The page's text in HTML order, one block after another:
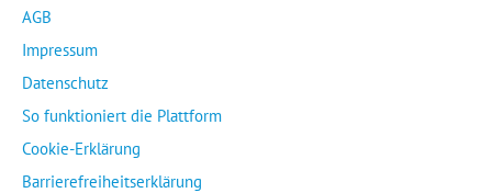
AGB
Impressum
Datenschutz
So funktioniert die Plattform
Cookie-Erklärung
Barrierefreiheitserklärung